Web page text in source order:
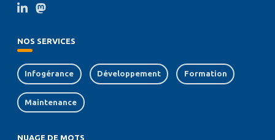
NOS SERVICES
Infogérance Développement Formation
Maintenance
NUAGE DE MOTS